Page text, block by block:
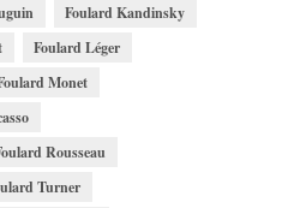
Foulard Kandinsky
Foulard Léger
Monet
Rousseau
Turner